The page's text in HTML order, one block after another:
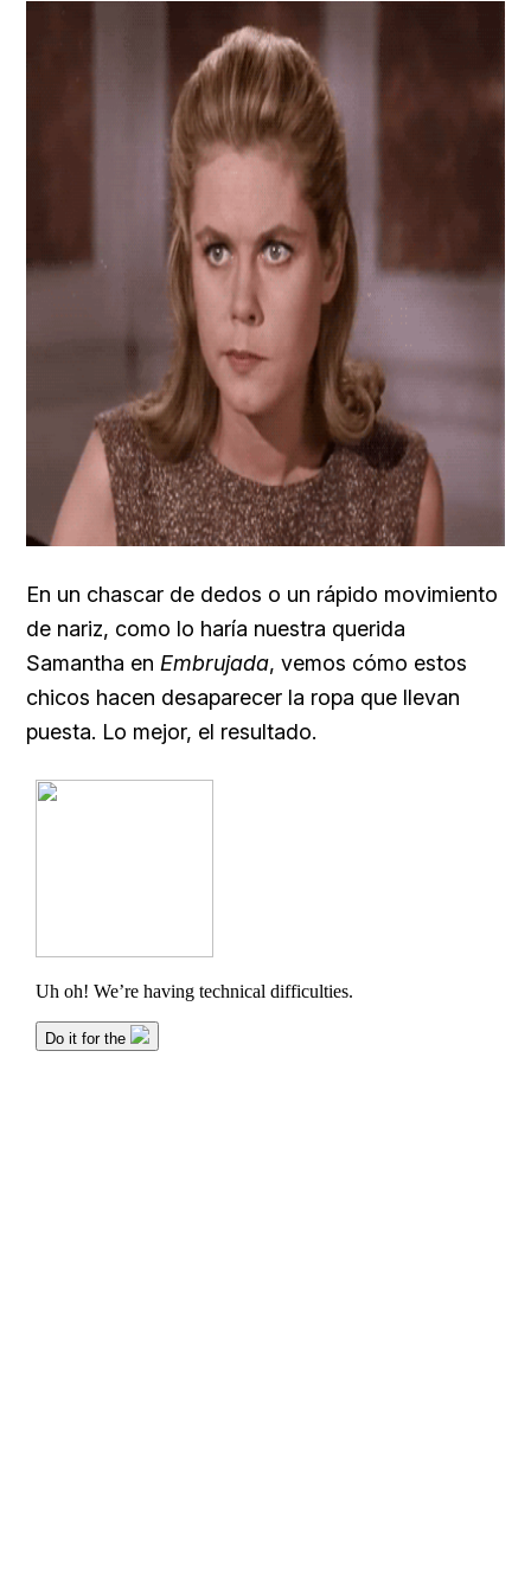
En un chascar de dedos o un rápido movimiento
de nariz, como lo haría nuestra querida
Samantha en Embrujada, vemos cómo estos
chicos hacen desaparecer la ropa que llevan
puesta. Lo mejor, el resultado.